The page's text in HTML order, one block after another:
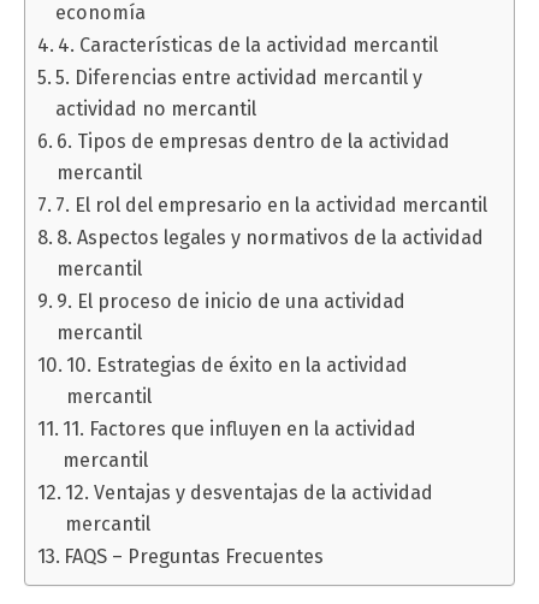
economía
4. Características de la actividad mercantil
5. Diferencias entre actividad mercantil y
actividad no mercantil
6. Tipos de empresas dentro de la actividad
mercantil
7. El rol del empresario en la actividad mercantil
8. Aspectos legales y normativos de la actividad
mercantil
9. El proceso de inicio de una actividad
mercantil
10. Estrategias de éxito en la actividad
mercantil
11. Factores que influyen en la actividad
mercantil
12. Ventajas y desventajas de la actividad
mercantil
FAQS – Preguntas Frecuentes